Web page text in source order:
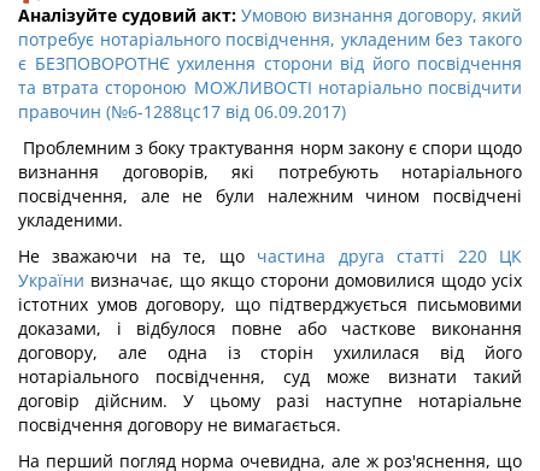
Аналізуйте судовий акт: Умовою визнання договору, який
потребує нотаріального посвідчення, укладеним без такого
є БЕЗПОВОРОТНЄ ухилення сторони від його посвідчення
та втрата стороною МОЖЛИВОСТІ нотаріально посвідчити
правочин (№6-1288цс17 від 06.09.2017)
Проблемним з боку трактування норм закону є спори щодо
визнання договорів, які потребують нотаріального
посвідчення, але не були належним чином посвідчені
укладеними.
Не зважаючи на те, що частина друга статті 220 ЦК
України визначає, що якщо сторони домовилися щодо усіх
істотних умов договору, що підтверджується письмовими
доказами, і відбулося повне або часткове виконання
договору, але одна із сторін ухилилася від його
нотаріального посвідчення, суд може визнати такий
договір дійсним. У цьому разі наступне нотаріальне
посвідчення договору не вимагається.
На перший погляд норма очевидна, але ж роз'яснення, що